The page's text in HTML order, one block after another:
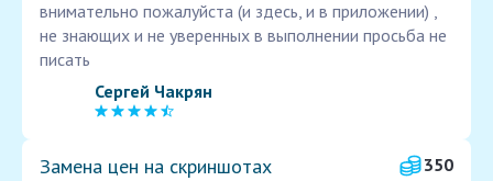
внимательно пожалуйста (и здесь, и в приложении) ,
не знающих и не уверенных в выполнении просьба не
писать
Сергей Чакрян
Замена цен на скриншотах
350